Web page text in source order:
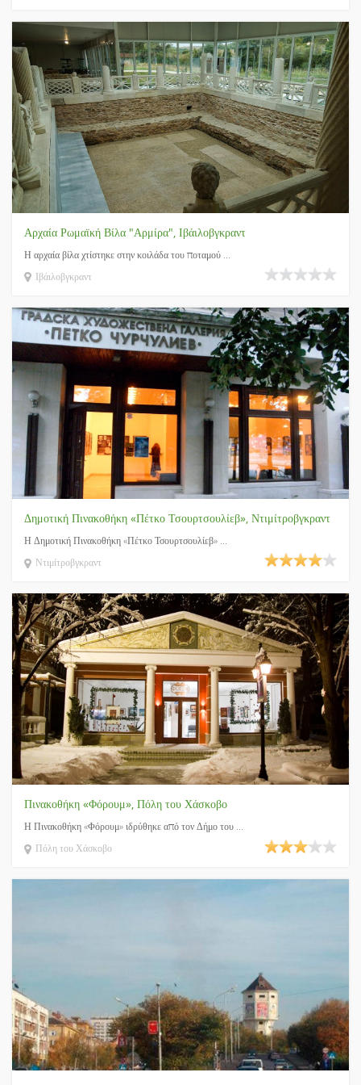
Αρχαία Ρωμαϊκή Βίλα "Αρμίρα", Ιβάιλοβγκραντ
Η αρχαία βίλα χτίστηκε στην κοιλάδα του ποταμού ...
Ιβάιλοβγκραντ
Δημοτική Πινακοθήκη «Πέτκο Τσουρτσουλίεβ», Ντιμίτροβγκραντ
Η Δημοτική Πινακοθήκη «Πέτκο Τσουρτσουλίεβ» ...
Ντιμίτροβγκραντ
Πινακοθήκη «Φόρουμ», Πόλη του Χάσκοβο
Η Πινακοθήκη «Φόρουμ» ιδρύθηκε από τον Δήμο του ...
Πόλη του Χάσκοβο